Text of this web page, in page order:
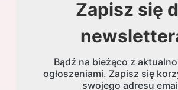
Zapisz się
Bądź na bieżąco z
ogłoszeniami. Zapisz się
swojego adresu